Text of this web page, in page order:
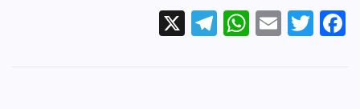
Fa
ce
T
wi
E
m
W
ha
Te
le